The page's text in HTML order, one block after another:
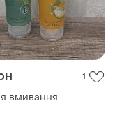
1
вмивання